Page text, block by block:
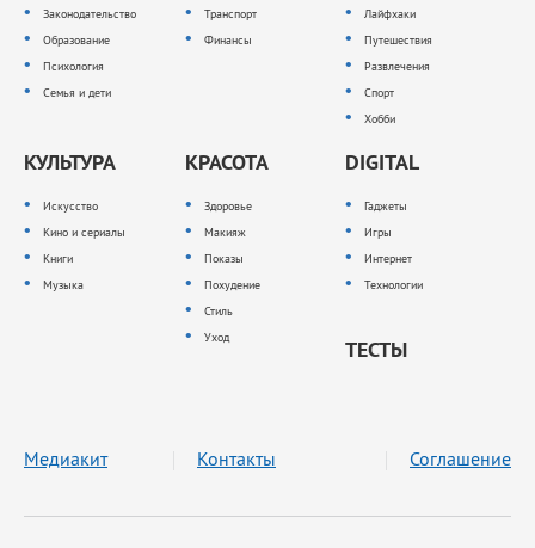
Законодательство
Образование
Психология
Семья и дети
Транспорт
Финансы
Лайфхаки
Путешествия
Развлечения
Спорт
Хобби
КУЛЬТУРА
Искусство
Кино и сериалы
Книги
Музыка
КРАСОТА
Здоровье
Макияж
Показы
Похудение
Стиль
Уход
DIGITAL
Гаджеты
Игры
Интернет
Технологии
ТЕСТЫ
Медиакит Контакты Соглашение